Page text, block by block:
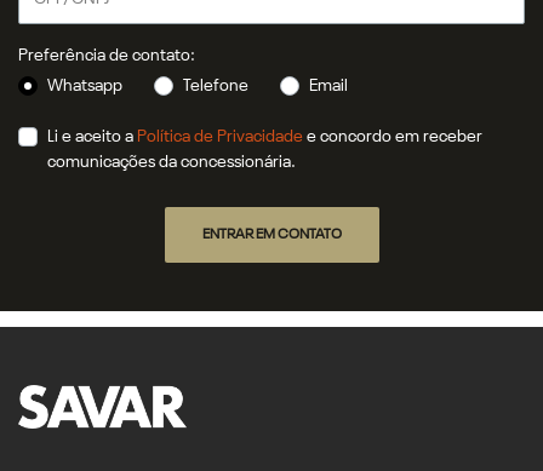
Preferência de contato:
Whatsapp
Telefone Email
Li e aceito a Política de Privacidade e concordo em receber
comunicações da concessionária.
ENTRAR EM CONTATO